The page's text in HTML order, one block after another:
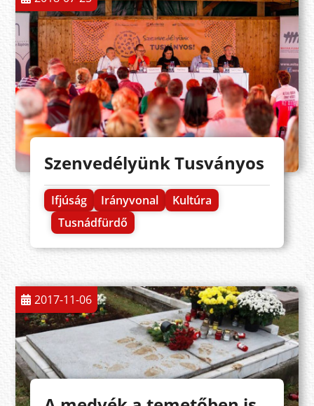
Szenvedélyünk Tusványos
Ifjúság Irányvonal
Kultúra
Tusnádfürdő
2017-11-06